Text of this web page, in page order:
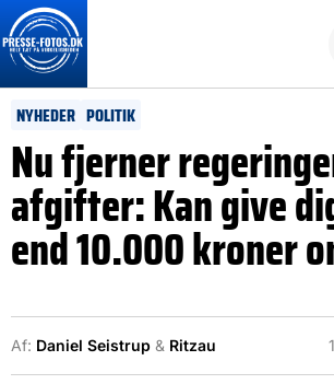
NYHEDER POLITIK
Nu fjerner
afgifter: Kan give
end 10.000 kroner
Af: Daniel Seistrup & Ritzau